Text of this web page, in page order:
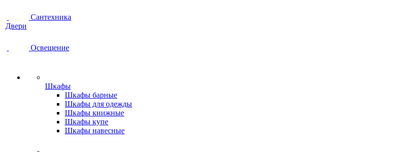
Сантехника
Двери
Освещение
Шкафы
Шкафы барные
Шкафы для одежды
Шкафы книжные
Шкафы купе
Шкафы навесные